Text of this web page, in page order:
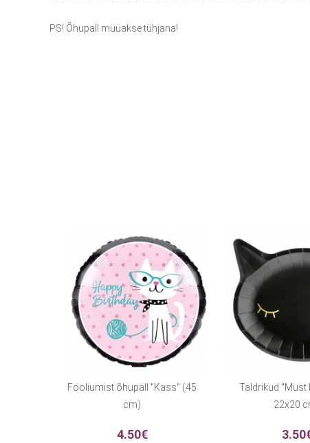
PS! Õhupall müüakse tühjana!
Fooliumist õhupall "Kass" (45
cm)
4.50€
Taldrikud "Must
22x20